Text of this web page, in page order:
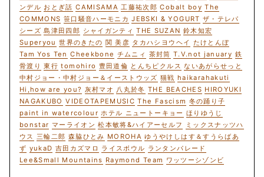
ンデル おとぎ話 CAMISAMA 工藤祐次郎 Cobalt boy The
COMMONS 笹口騒音ハーモニカ JEBSKI & YOGURT ザ・テレパ
シーズ 島津田四郎 シャイガンティ THE SUZAN 鈴木知宏
Superyou 世界のきたの 関 美彦 タカハシヨウヘイ たけとんぼ
Tam Yos Ten Cheekbone チムニィ 茶封筒 T.V.not january 鉄
骨渡り 東行 tomohiro 豊田道倫 とんちピクルス ないあがらせっと
中村ジョー・中村ジョー＆イーストウッズ 猫戦 haikarahakuti
Hi,how are you? 灰村マオ 八丸於冬 THE BEACHES HIROYUKI
NAGAKUBO VIDEOTAPEMUSIC The Fascism 冬の踊り子
paint in watercolour ホテル ニュートーキョー ほりゆうじ
bonstar マーライオン 松本敏将&ハイアーセルフ
ミックスナッツハ
ウス 三輪二郎 森脇ひとみ MOROHA ゆうやけしはす＆すうらばあ
ず yukaD 吉田カズマロ ライスボウル ランタンパレード
Lee&Small Mountains Raymond Team ワッツーシゾンビ